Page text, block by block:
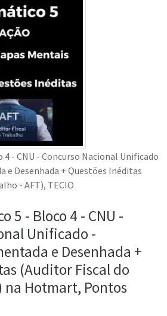
- CNU - Concurso Nacional Unificado
e Desenhada + Questões Inéditas
- AFT), TECIO
5 - Bloco 4 - CNU -
Unificado -
e Desenhada +
(Auditor Fiscal do
na Hotmart, Pontos